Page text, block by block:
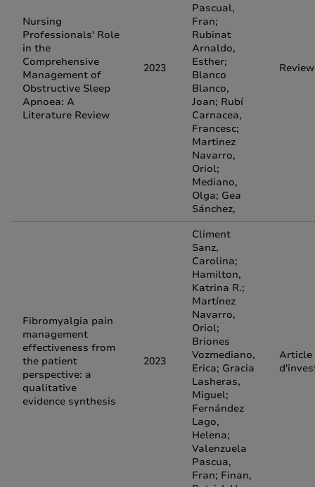
Nursing
Professionals' Role
in the
Comprehensive
Management of
Obstructive Sleep
Apnoea: A
Literature Review
2023
Pascual,
Fran;
Rubinat
Arnaldo,
Esther;
Blanco
Blanco,
Joan; Rubí
Carnacea,
Francesc;
Martinez
Navarro,
Oriol;
Mediano,
Olga; Gea
Sánchez,
Review
Fibromyalgia pain
management
effectiveness from
the patient
perspective: a
qualitative
evidence synthesis
2023
Climent
Sanz,
Carolina;
Hamilton,
Katrina R.;
Martínez
Navarro,
Oriol;
Briones
Vozmediano,
Erica; Gracia
Lasheras,
Miguel;
Fernández
Lago,
Helena;
Valenzuela
Pascua,
Fran; Finan,
Article